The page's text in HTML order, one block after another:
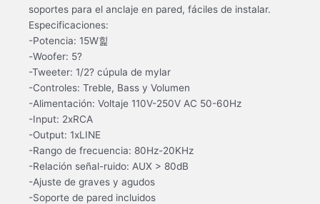
soportes para el anclaje en pared, fáciles de instalar.
Especificaciones:
-Potencia: 15W힕
-Woofer: 5?
-Tweeter: 1/2? cúpula de mylar
-Controles: Treble, Bass y Volumen
-Alimentación: Voltaje 110V-250V AC 50-60Hz
-Input: 2xRCA
-Output: 1xLINE
-Rango de frecuencia: 80Hz-20KHz
-Relación señal-ruido: AUX > 80dB
-Ajuste de graves y agudos
-Soporte de pared incluidos